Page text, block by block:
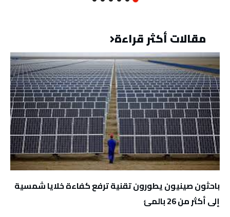
مقالات أكثر قراءة
باحثون صينيون يطورون تقنية ترفع كفاءة خلايا شمسية
إلى أكثر من 26 بالمئ